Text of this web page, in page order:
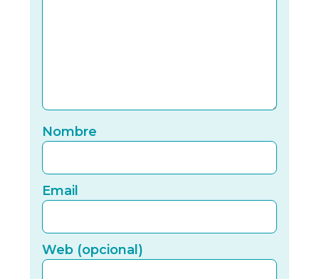
Nombre
Email
Web (opcional)